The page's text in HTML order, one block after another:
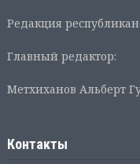
Редакция
Главный редактор:
Метхиханов Альберт
Контакты